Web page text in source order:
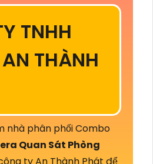
TNHH
THÀNH
nhà phân phối Combo
Quan Sát Phòng
ty An Thành Phát để